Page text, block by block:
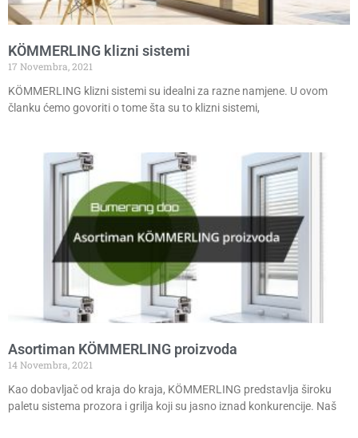
KÖMMERLING klizni sistemi
17 Novembra, 2021
KÖMMERLING klizni sistemi su idealni za razne namjene. U ovom
članku ćemo govoriti o tome šta su to klizni sistemi,
Asortiman KÖMMERLING proizvoda
14 Novembra, 2021
Kao dobavljač od kraja do kraja, KÖMMERLING predstavlja široku
paletu sistema prozora i grilja koji su jasno iznad konkurencije. Naš